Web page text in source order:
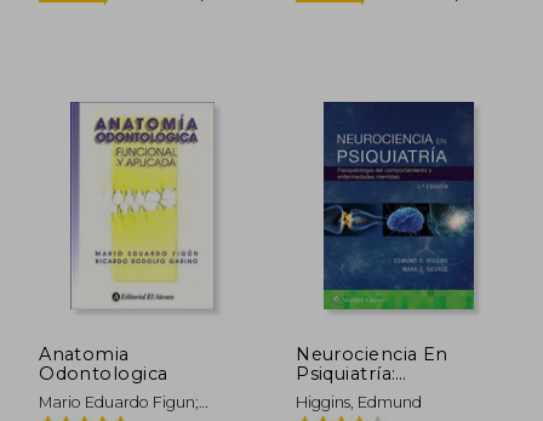
Anatomia
Odontologica
Mario Eduardo Figun;
Neurociencia En
Psiquiatría:
Fisiopatología del
Comportamiento Y
Higgins, Edmund